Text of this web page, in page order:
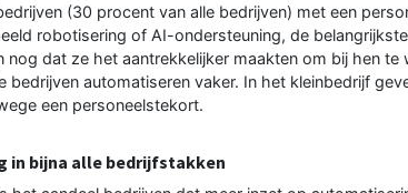
(30 procent van alle bedrijven) met een
robotisering of AI-ondersteuning, de
nog dat ze het aantrekkelijker maakten om bij hen te
bedrijven automatiseren vaker. In het kleinbedrijf
een personeelstekort.
in bijna alle bedrijfstakken